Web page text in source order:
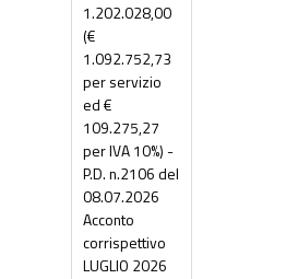
1.202.028,00
(€
1.092.752,73
per servizio
ed €
109.275,27
per IVA 10%) -
P.D. n.2106 del
08.07.2026
Acconto
corrispettivo
LUGLIO 2026